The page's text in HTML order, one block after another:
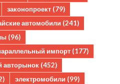
законопроект (79)
автомобили (241)
(96)
импорт (177)
авторынок (452)
электромобили (99)